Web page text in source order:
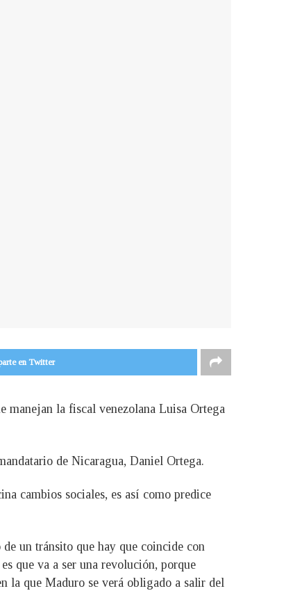
en Twitter
manejan la fiscal venezolana Luisa Ortega
de Nicaragua, Daniel Ortega.
cambios sociales, es así como predice
un tránsito que hay que coincide con
que va a ser una revolución, porque
la que Maduro se verá obligado a salir del